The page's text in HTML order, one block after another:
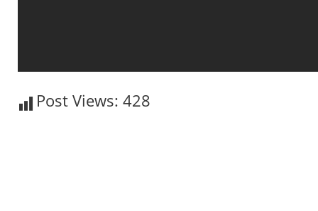
Post Views: 428